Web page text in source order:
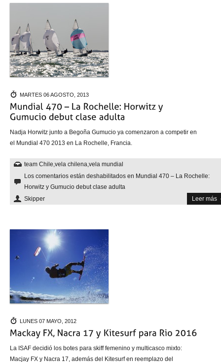
MARTES 06 AGOSTO, 2013
Nadja Horwitz junto a Begoña Gumucio ya comenzaron a competir en
el Mundial 470 2013 en La Rochelle, Francia.
team Chile vela chilena vela mundial
Los comentarios están deshabilitados en Mundial 470 – La Rochelle:
Horwitz y Gumucio debut clase adulta
Skipper
Leer más
LUNES 07 MAYO, 2012
La ISAF decidió los botes para skiff femenino y multicasco mixto:
Macjay FX y Nacra 17, además del Kitesurf en reemplazo del